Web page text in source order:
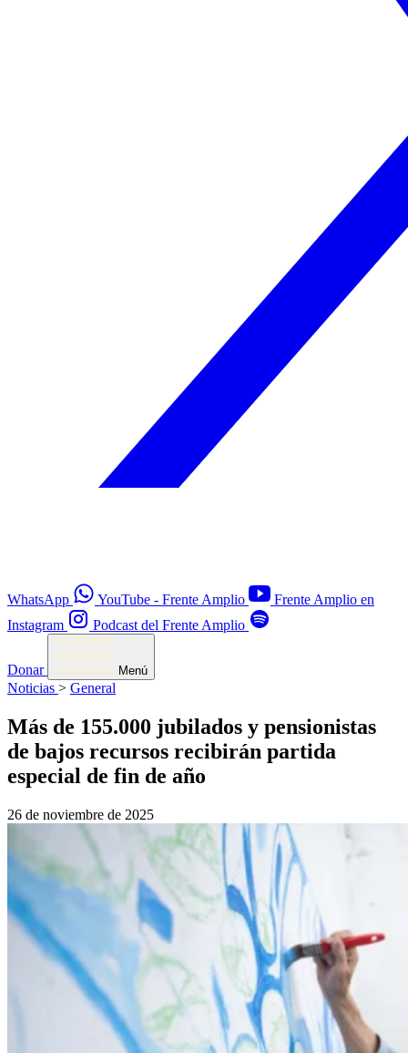
WhatsApp YouTube - Frente Amplio
Frente Amplio en
Instagram
Podcast del Frente Amplio
Donar Menú
Noticias > General
Más de 155.000 jubilados y pensionistas
de bajos recursos recibirán partida
especial de fin de año
26 de noviembre de 2025